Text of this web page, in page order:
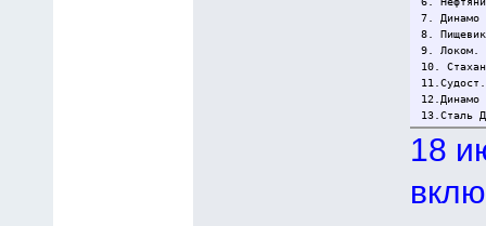
7.
8.
9.
10.
13.Сталь
18